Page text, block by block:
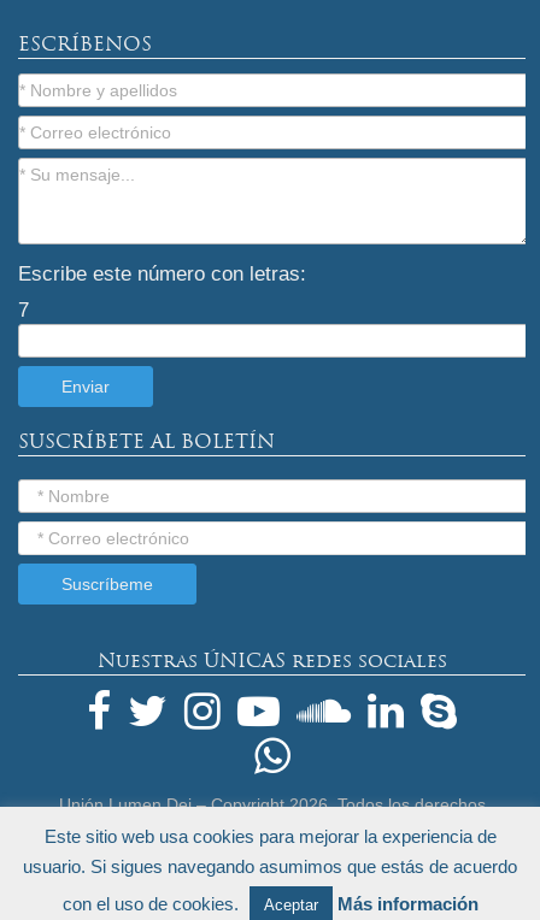
ESCRÍBENOS
Escribe este número con letras:
7
SUSCRÍBETE AL BOLETÍN
Nuestras ÚNICAS redes sociales
Unión Lumen Dei – Copyright2026. Todos los derechos
reservados.
Términos Legales y Política de Privacidad
Endeos.com
Este sitio web usa cookies para mejorar la experiencia de
usuario. Si sigues navegando asumimos que estás de acuerdo
con el uso de cookies.
Aceptar Más información